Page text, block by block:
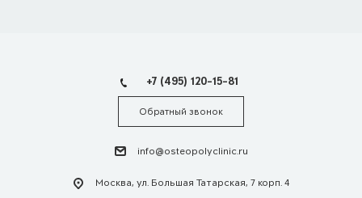
+7 (495) 120-15-81
Обратный звонок
info@osteopolyclinic.ru
Москва, ул. Большая Татарская, 7 корп. 4